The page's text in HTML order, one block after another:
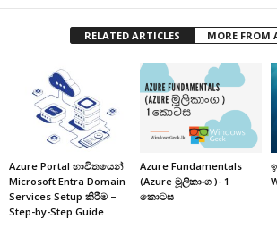
RELATED ARTICLES MORE FROM
Azure Portal භාවිතයෙන්
Microsoft Entra Domain
Services Setup කිරීම –
Step-by-Step Guide
Azure Fundamentals
(Azure මූලිකාංග )- 1
කොටස